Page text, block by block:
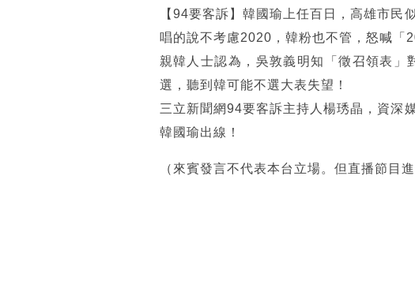
【94要客訴】韓國瑜上任百日，高雄市
唱的說不考慮2020，韓粉也不管，怒喊「
親韓人士認為，吳敦義明知「徵召領表」
選，聽到韓可能不選大表失望！
三立新聞網94要客訴主持人楊琇晶，資深
韓國瑜出線！
（來賓發言不代表本台立場。但直播節目